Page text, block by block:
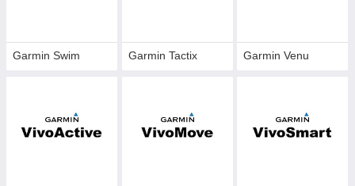
Garmin Swim Garmin Tactix Garmin Venu